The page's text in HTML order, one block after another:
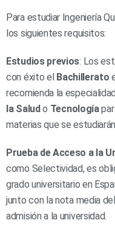
Para estudiar Ingeniería
los siguientes requisitos:
Estudios previos: Los
con éxito el Bachillerato
recomienda la
la Salud o Tecnología
materias que se
Prueba de Acceso a la
como Selectividad, es
grado universitario en
junto con la nota media
admisión a la universidad.